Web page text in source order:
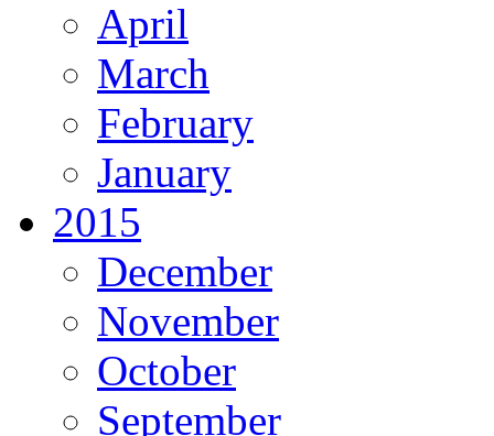
April
March
February
January
2015
December
November
October
September